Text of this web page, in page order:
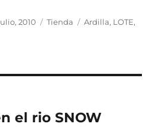
2010 Categorías
Tienda Etiquetas
Ardilla, LOTE,
el rio SNOW